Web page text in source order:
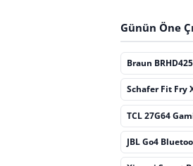
Günün Öne
Braun
Schafer Fit Fry
TCL 27G64
JBL Go4